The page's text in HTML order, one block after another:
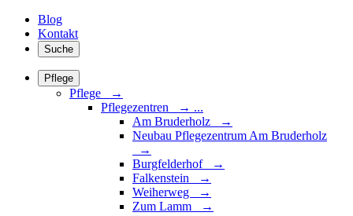
Blog
Kontakt
Suche
Pflege
Pflege →
Pflegezentren
→ ...
Am Bruderholz →
Neubau Pflegezentrum Am Bruderholz
→
Burgfelderhof →
Falkenstein →
Weiherweg →
Zum Lamm →